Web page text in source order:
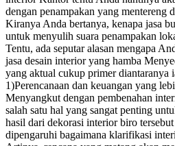
dengan penampakan yang mentereng
Kiranya Anda bertanya, kenapa jasa
untuk menyulih suara penampakan
Tentu, ada seputar alasan mengapa
jasa desain interior yang hamba
yang aktual cukup primer diantaranya
1)Perencanaan dan keuangan yang
Menyangkut dengan pembenahan
salah satu hal yang sangat penting
hasil dari dekorasi interior biro
dipengaruhi bagaimana klarifikasi